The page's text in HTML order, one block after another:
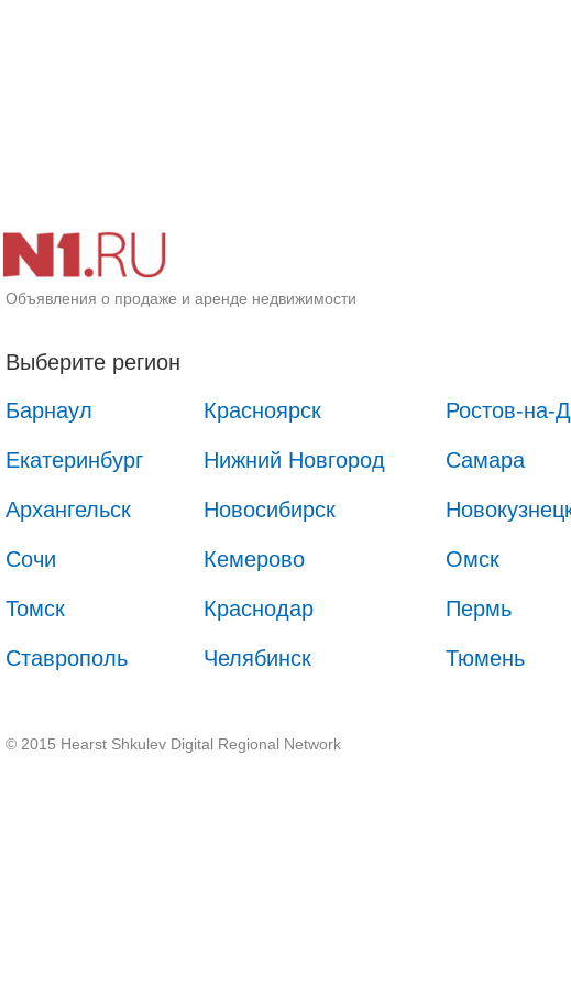
Объявления о продаже и аренде недвижимости
Выберите регион
Барнаул
Красноярск Ростов-на-
Екатеринбург Нижний Новгород Самара
Архангельск Новосибирск
Сочи Кемерово Омск
Томск Краснодар Пермь
Ставрополь Челябинск Тюмень
© 2015 Hearst Shkulev Digital Regional Network